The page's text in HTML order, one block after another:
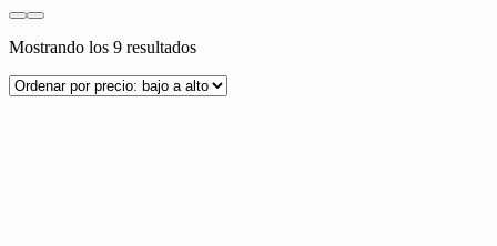
Mostrando los 9 resultadosOrdenado
precio: